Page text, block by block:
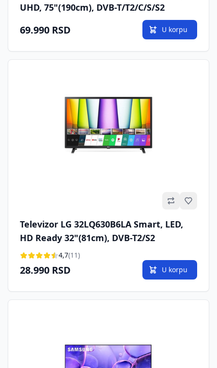
UHD, 75"(190cm), DVB-T/T2/C/S/S2
69.990 RSD U korpu
Televizor LG 32LQ630B6LA Smart, LED,
HD Ready 32"(81cm), DVB-T2/S2
4,7(11)
28.990 RSD U korpu